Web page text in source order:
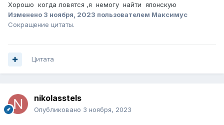
Хорошо когда ловятся ,я немогу найти японскую
Изменено 3 ноября, 2023 пользователем Максимус
Сокращение цитаты.
Цитата
nikolasstels
Опубликовано 3 ноября, 2023